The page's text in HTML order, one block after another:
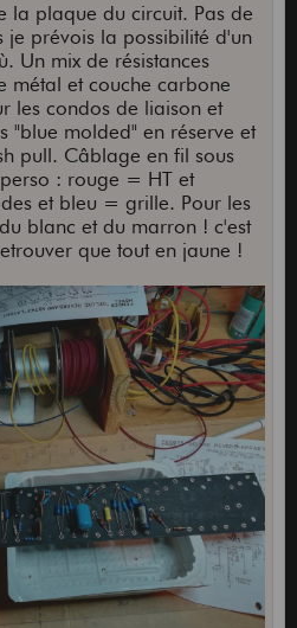
la plaque du circuit. Pas de
je prévois la possibilité d'un
Un mix de résistances
métal et couche carbone
les condos de liaison et
"blue molded" en réserve et
pull. Câblage en fil sous
: rouge = HT et
et bleu = grille. Pour les
blanc et du marron ! c'est
que tout en jaune !